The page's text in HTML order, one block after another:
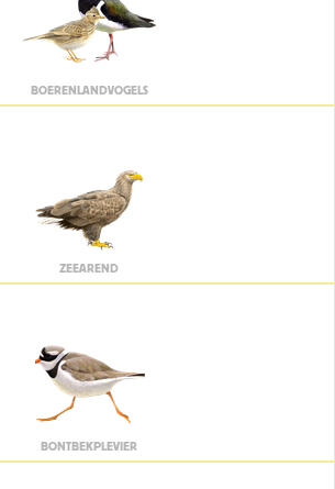
BOERENLANDVOGELS
ZEEAREND
BONTBEKPLEVIER